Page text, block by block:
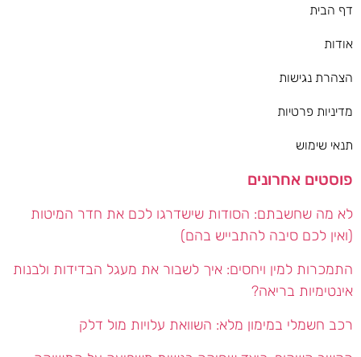
דף הבית
אודות
הצהרת נגישות
מדיניות פרטיות
תנאי שימוש
פוסטים אחרונים
לא מה שחשבתם: הסודות שישדרגו לכם את חדר המיטות
(ואין לכם סיבה להתבייש בהם)
התמכרות למין ויחסים: איך לשבור את מעגל הבדידות ולבנות
אינטימיות בריאה?
רכב חשמלי במימון מלא: השוואת עלויות מול דלק